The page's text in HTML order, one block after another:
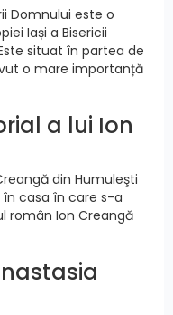
Domnului este o
Iași a Bisericii
situat în partea de
o mare importanță
a lui Ion
din Humuleşti
casa în care s-a
român Ion Creangă